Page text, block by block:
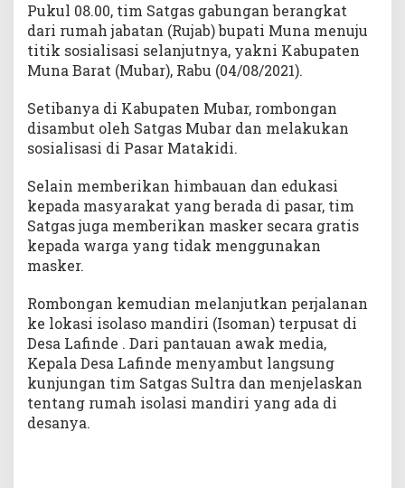
Pukul 08.00, tim Satgas gabungan berangkat
dari rumah jabatan (Rujab) bupati Muna menuju
titik sosialisasi selanjutnya, yakni Kabupaten
Muna Barat (Mubar), Rabu (04/08/2021).
Setibanya di Kabupaten Mubar, rombongan
disambut oleh Satgas Mubar dan melakukan
sosialisasi di Pasar Matakidi.
Selain memberikan himbauan dan edukasi
kepada masyarakat yang berada di pasar, tim
Satgas juga memberikan masker secara gratis
kepada warga yang tidak menggunakan
masker.
Rombongan kemudian melanjutkan perjalanan
ke lokasi isolaso mandiri (Isoman) terpusat di
Desa Lafinde . Dari pantauan awak media,
Kepala Desa Lafinde menyambut langsung
kunjungan tim Satgas Sultra dan menjelaskan
tentang rumah isolasi mandiri yang ada di
desanya.